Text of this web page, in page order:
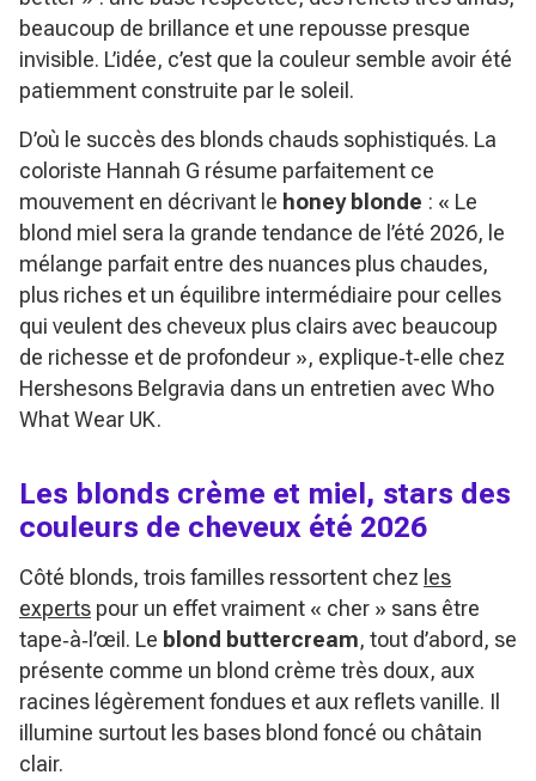
beaucoup de brillance et une repousse presque
invisible. L’idée, c’est que la couleur semble avoir été
patiemment construite par le soleil.
D’où le succès des blonds chauds sophistiqués. La
coloriste Hannah G résume parfaitement ce
mouvement en décrivant le honey blonde : « Le
blond miel sera la grande tendance de l’été 2026, le
mélange parfait entre des nuances plus chaudes,
plus riches et un équilibre intermédiaire pour celles
qui veulent des cheveux plus clairs avec beaucoup
de richesse et de profondeur », explique‑t‑elle chez
Hershesons Belgravia dans un entretien avec Who
What Wear UK.
Les blonds crème et miel, stars des
couleurs de cheveux été 2026
Côté blonds, trois familles ressortent chez les
experts pour un effet vraiment « cher » sans être
tape‑à‑l’œil. Le blond buttercream, tout d’abord, se
présente comme un blond crème très doux, aux
racines légèrement fondues et aux reflets vanille. Il
illumine surtout les bases blond foncé ou châtain
clair.